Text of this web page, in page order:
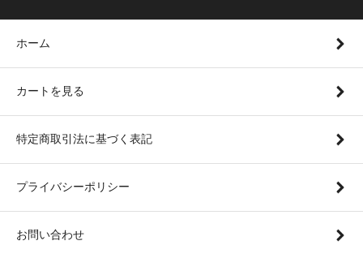
ホーム
カートを見る
特定商取引法に基づく表記
プライバシーポリシー
お問い合わせ